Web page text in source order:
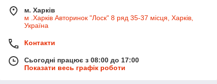
000грн. Гнучка система бонусів і
м. Харків
м .Харків Авторинок "Лоск" 8 ряд 35-37 місця, Харків,
Україна
Контакти
Сьогодні працює з 08:00 до 17:00
Показати весь графік роботи